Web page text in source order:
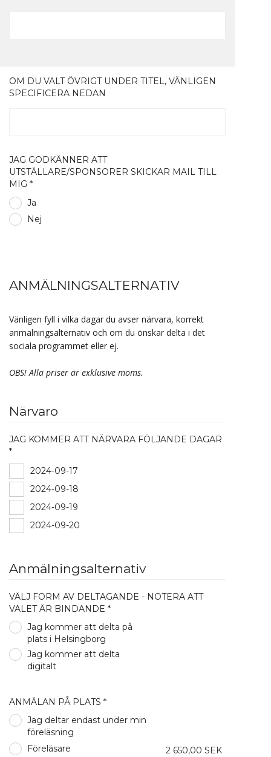
OM DU VALT ÖVRIGT UNDER TITEL, VÄNLIGEN
SPECIFICERA NEDAN
JAG GODKÄNNER ATT
UTSTÄLLARE/SPONSORER SKICKAR MAIL TILL
MIG *
Ja
Nej
ANMÄLNINGSALTERNATIV
Vänligen fyll i vilka dagar du avser närvara, korrekt
anmälningsalternativ och om du önskar delta i det
sociala programmet eller ej.
OBS! Alla priser är exklusive moms.
Närvaro
JAG KOMMER ATT NÄRVARA FÖLJANDE DAGAR
*
2024-09-17
2024-09-18
2024-09-19
2024-09-20
Anmälningsalternativ
VÄLJ FORM AV DELTAGANDE - NOTERA ATT
VALET ÄR BINDANDE *
Jag kommer att delta på
plats i Helsingborg
Jag kommer att delta
digitalt
ANMÄLAN PÅ PLATS *
Jag deltar endast under min
föreläsning
Föreläsare
2 650,00 SEK